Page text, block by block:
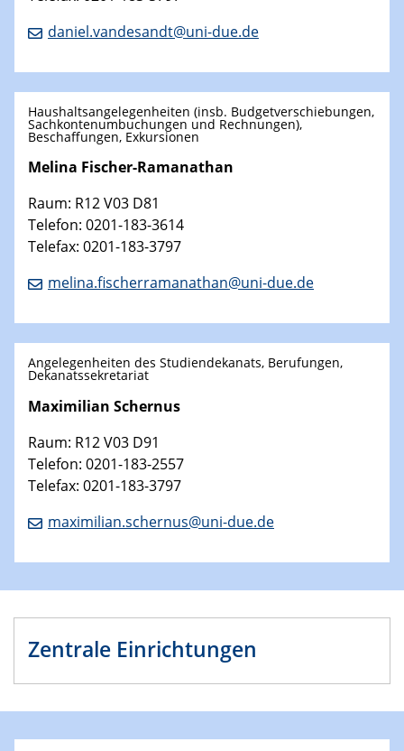
daniel.vandesandt@uni-due.de
Haushaltsangelegenheiten (insb. Budgetverschiebungen,
Sachkontenumbuchungen und Rechnungen),
Beschaffungen, Exkursionen
Melina Fischer-Ramanathan
Raum: R12 V03 D81
Telefon: 0201-183-3614
Telefax: 0201-183-3797
melina.fischerramanathan@uni-due.de
Angelegenheiten des Studiendekanats, Berufungen,
Dekanatssekretariat
Maximilian Schernus
Raum: R12 V03 D91
Telefon: 0201-183-2557
Telefax: 0201-183-3797
maximilian.schernus@uni-due.de
Zentrale Einrichtungen